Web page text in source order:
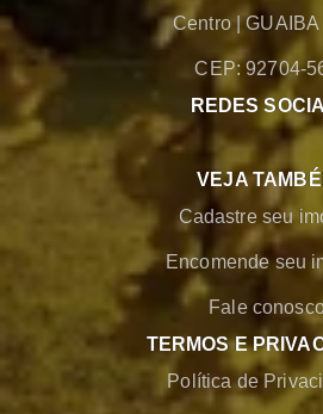
Centro |GUAIBA
CEP: 92704-
REDES
VEJA
Cadastre seu
Encomende seu
Fale
TERMOS E
Política de